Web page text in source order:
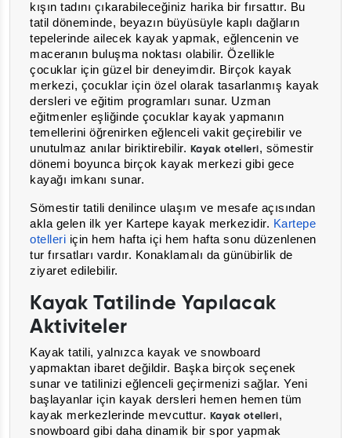
kışın tadını çıkarabileceğiniz harika bir fırsattır. Bu
tatil döneminde, beyazın büyüsüyle kaplı dağların
tepelerinde ailecek kayak yapmak, eğlencenin ve
maceranın buluşma noktası olabilir. Özellikle
çocuklar için güzel bir deneyimdir. Birçok kayak
merkezi, çocuklar için özel olarak tasarlanmış kayak
dersleri ve eğitim programları sunar. Uzman
eğitmenler eşliğinde çocuklar kayak yapmanın
temellerini öğrenirken eğlenceli vakit geçirebilir ve
unutulmaz anılar biriktirebilir.
Kayak otelleri, sömestir
dönemi boyunca birçok kayak merkezi gibi gece
kayağı imkanı sunar.
Sömestir tatili denilince ulaşım ve mesafe açısından
akla gelen ilk yer Kartepe kayak merkezidir. Kartepe
otelleri için hem hafta içi hem hafta sonu düzenlenen
tur fırsatları vardır. Konaklamalı da günübirlik de
ziyaret edilebilir.
Kayak Tatilinde Yapılacak
Aktiviteler
Kayak tatili, yalnızca kayak ve snowboard
yapmaktan ibaret değildir. Başka birçok seçenek
sunar ve tatilinizi eğlenceli geçirmenizi sağlar. Yeni
başlayanlar için kayak dersleri hemen hemen tüm
kayak merkezlerinde mevcuttur.
Kayak otelleri,
snowboard gibi daha dinamik bir spor yapmak